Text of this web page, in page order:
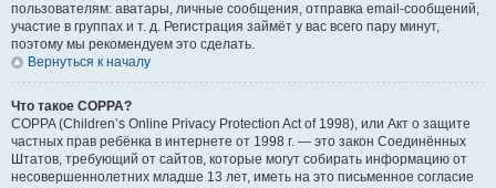
пользователям: аватары, личные сообщения, отправка email-сообщений,
участие в группах и т. д. Регистрация займёт у вас всего пару минут,
поэтому мы рекомендуем это сделать.
Вернуться к началу
Что такое COPPA?
COPPA (Children’s Online Privacy Protection Act of 1998), или Акт о защите
частных прав ребёнка в интернете от 1998 г. — это закон Соединённых
Штатов, требующий от сайтов, которые могут собирать информацию от
несовершеннолетних младше 13 лет, иметь на это письменное согласие